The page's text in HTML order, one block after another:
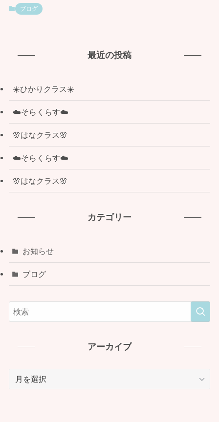
ブログ
最近の投稿
☀️ひかりクラス☀️
☁️そらくらす☁️
🌸はなクラス🌸
☁️そらくらす☁️
🌸はなクラス🌸
カテゴリー
お知らせ
ブログ
アーカイブ